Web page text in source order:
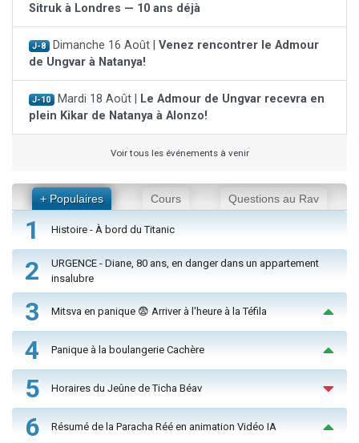
Sitruk à Londres — 10 ans déjà
J-8 Dimanche 16 Août | Venez rencontrer le Admour
de Ungvar à Natanya!
J-10 Mardi 18 Août |
Le Admour de Ungvar recevra en
plein Kikar de Natanya à Alonzo!
Voir tous les événements à venir
+ Populaires Cours Questions au Rav
1 Histoire - À bord du Titanic
2
URGENCE - Diane, 80 ans, en danger dans un appartement
insalubre
3 Mitsva en panique 😨 Arriver à l'heure à la Téfila
4 Panique à la boulangerie Cachère
5 Horaires du Jeûne de Ticha Béav
6 Résumé de la Paracha Réé en animation Vidéo IA